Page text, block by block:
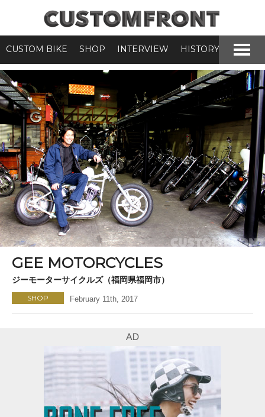
CUSTOM BIKE SHOP INTERVIEW HISTORY
GEE MOTORCYCLES
ジーモーターサイクルズ（福岡県福岡市）
SHOP February 11th, 2017
AD